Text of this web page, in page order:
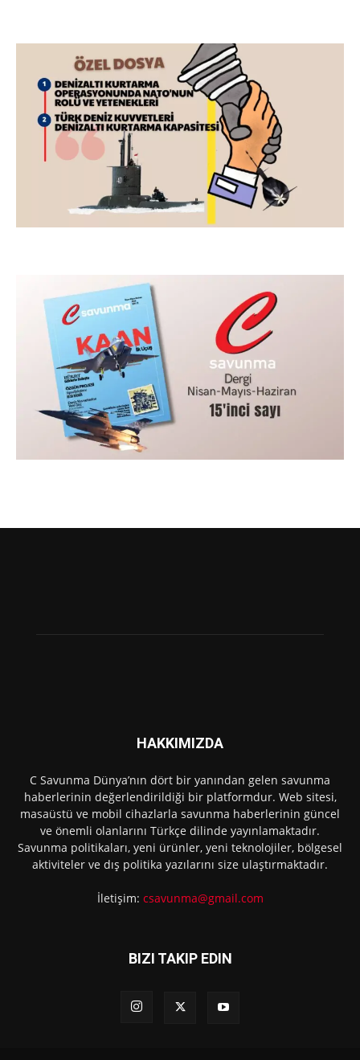
HAKKIMIZDA
C Savunma Dünya’nın dört bir yanından gelen savunma
haberlerinin değerlendirildiği bir platformdur. Web sitesi,
masaüstü ve mobil cihazlarla savunma haberlerinin güncel
ve önemli olanlarını Türkçe dilinde yayınlamaktadır.
Savunma politikaları, yeni ürünler, yeni teknolojiler, bölgesel
aktiviteler ve dış politika yazılarını size ulaştırmaktadır.
İletişim: csavunma@gmail.com
BIZI TAKIP EDIN